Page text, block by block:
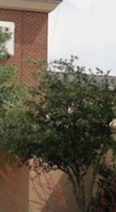
forzadas
cárteles